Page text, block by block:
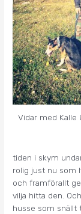
Vidar med Kalle
tiden i skym
rolig just nu som
och framförallt
vilja hitta den.
husse som snällt